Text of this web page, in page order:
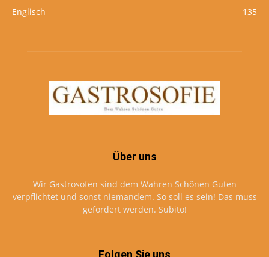
Englisch
135
Über uns
Wir Gastrosofen sind dem Wahren Schönen Guten
verpflichtet und sonst niemandem. So soll es sein! Das muss
gefördert werden. Subito!
Folgen Sie uns